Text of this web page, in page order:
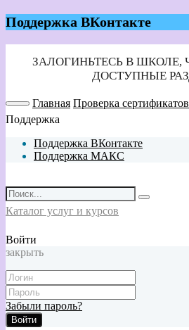
Поддержка ВКонтакте
Главная Проверка сертификатов
Поддержка
Поддержка ВКонтакте
Поддержка МАКС
Каталог услуг и курсов
Войти
закрыть
Забыли пароль?
Войти